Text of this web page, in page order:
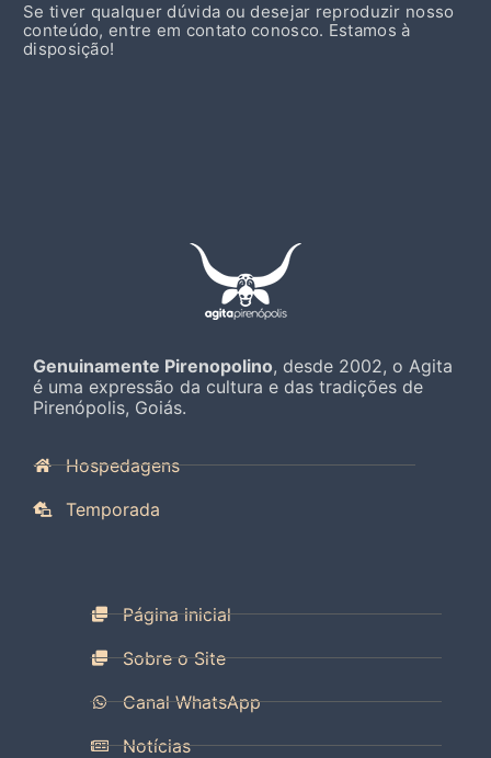
Se tiver qualquer dúvida ou desejar reproduzir nosso
conteúdo, entre em contato conosco. Estamos à
disposição!
Genuinamente Pirenopolino, desde 2002, o Agita
é uma expressão da cultura e das tradições de
Pirenópolis, Goiás.
Hospedagens
Temporada
Página inicial
Sobre o Site
Canal WhatsApp
Notícias